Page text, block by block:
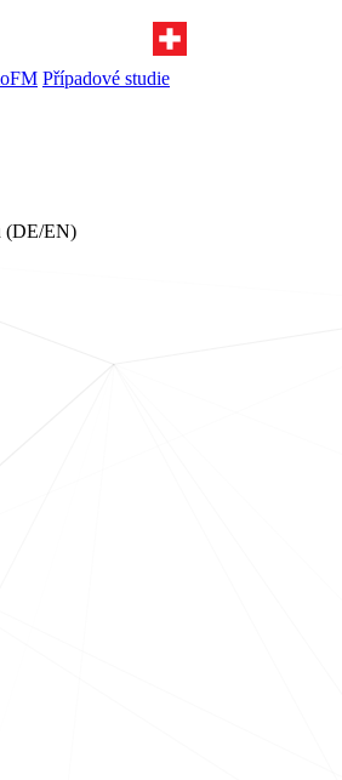
Případové studie
(DE/EN)